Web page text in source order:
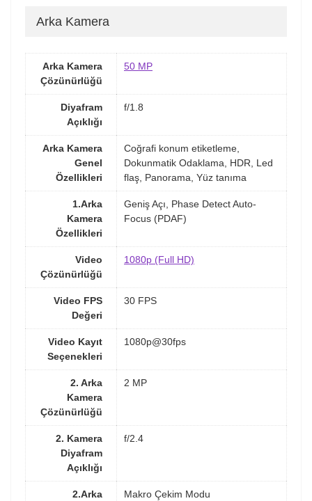
Arka Kamera
Arka Kamera
Çözünürlüğü
50 MP
Diyafram
Açıklığı
f/1.8
Arka Kamera
Genel
Özellikleri
Coğrafi konum etiketleme,
Dokunmatik Odaklama, HDR, Led
flaş, Panorama, Yüz tanıma
1.Arka
Kamera
Özellikleri
Geniş Açı, Phase Detect Auto-
Focus (PDAF)
Video
Çözünürlüğü
1080p (Full HD)
Video FPS
Değeri
30 FPS
Video Kayıt
Seçenekleri
1080p@30fps
2. Arka
Kamera
Çözünürlüğü
2 MP
2. Kamera
Diyafram
Açıklığı
f/2.4
2.Arka
Makro Çekim Modu